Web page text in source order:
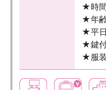
★時
★年
★平
★鍵
★服
座り仕事